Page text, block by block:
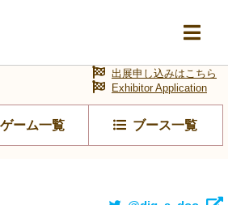
ゲーム一覧 ブース一覧
出展申し込みはこちら
Exhibitor Application